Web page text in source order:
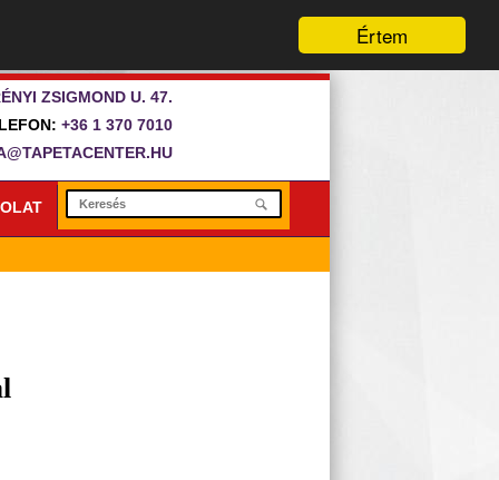
Értem
ZSIGMOND U. 47.
+36 1 370 7010